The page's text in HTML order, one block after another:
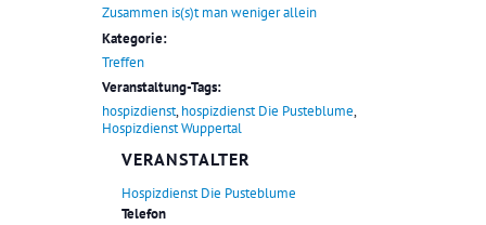
Zusammen is(s)t man weniger allein
Kategorie:
Treffen
Veranstaltung-Tags:
hospizdienst,hospizdienst Die Pusteblume,
Hospizdienst Wuppertal
VERANSTALTER
Hospizdienst Die Pusteblume
Telefon